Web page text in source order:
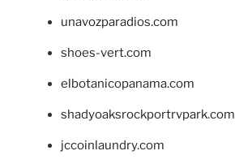
unavozparadios.com
shoes-vert.com
elbotanicopanama.com
shadyoaksrockportrvpark.com
jccoinlaundry.com